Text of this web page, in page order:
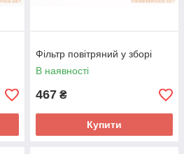
Фільтр повітряний у зборі
В наявності
467 ₴
Купити